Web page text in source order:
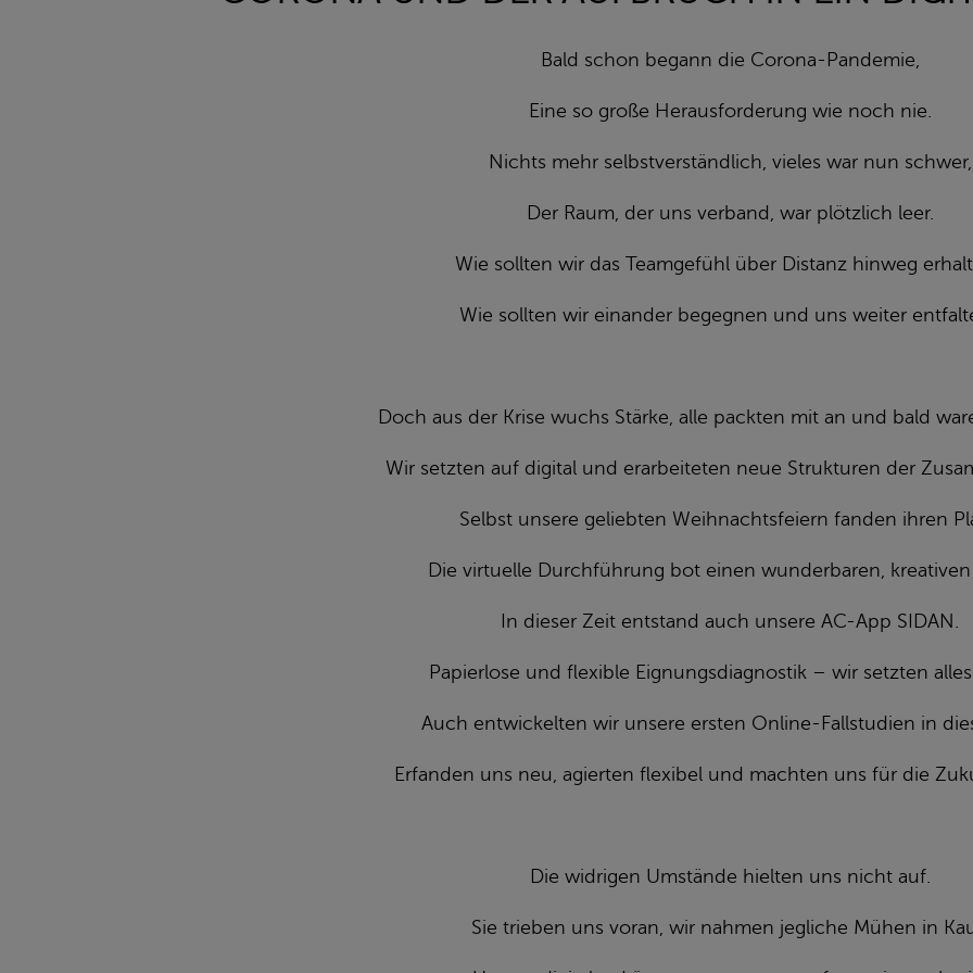
Bald schon begann die Corona-Pandemie,
Eine so große Herausforderung wie noch nie.
Nichts mehr selbstverständlich, vieles war nun schwer,
Der Raum, der uns verband, war plötzlich leer.
Wie sollten wir das Teamgefühl über Distanz hinweg
Wie sollten wir einander begegnen und uns weiter
Doch aus der Krise wuchs Stärke, alle packten mit an und bald
Wir setzten auf digital und erarbeiteten neue Strukturen der
Selbst unsere geliebten Weihnachtsfeiern fanden ihren
Die virtuelle Durchführung bot einen wunderbaren, kreativen
In dieser Zeit entstand auch unsere AC-App SIDAN.
Papierlose und flexible Eignungsdiagnostik – wir setzten
Auch entwickelten wir unsere ersten Online-Fallstudien in
Erfanden uns neu, agierten flexibel und machten uns für die
Die widrigen Umstände hielten uns nicht auf.
Sie trieben uns voran, wir nahmen jegliche Mühen in